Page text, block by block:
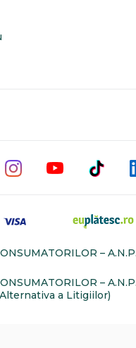
–
–
a Litigiilor)